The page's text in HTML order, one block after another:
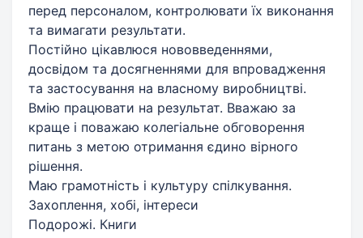
перед персоналом, контролювати їх виконання
та вимагати результати.
Постійно цікавлюся нововведеннями,
досвідом та досягненнями для впровадження
та застосування на власному виробництві.
Вмію працювати на результат. Вважаю за
краще і поважаю колегіальне обговорення
питань з метою отримання єдино вірного
рішення.
Маю грамотність і культуру спілкування.
Захоплення, хобі, інтереси
Подорожі. Книги